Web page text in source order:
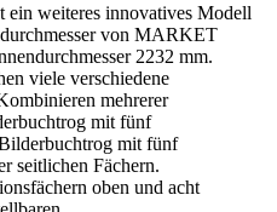
ein weiteres innovatives Modell
von MARKET
2232 mm.
viele verschiedene
mehrerer
mit fünf
mit fünf
seitlichen Fächern.
oben und acht